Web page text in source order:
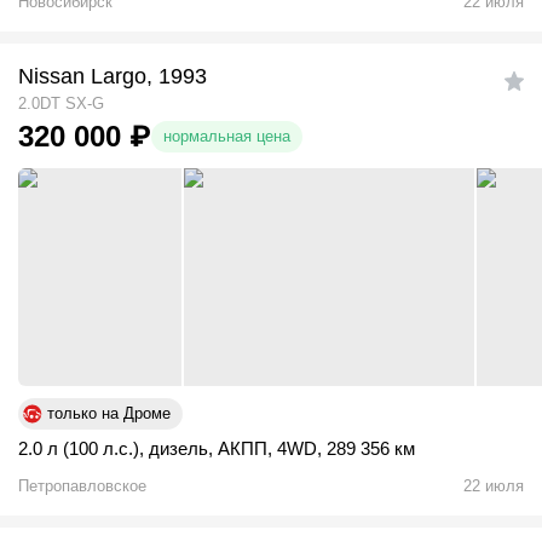
Nissan Largo, 1993
2.0DT SX-G
320 000 ₽ нормальная цена
только на Дроме
2.0 л (100 л.с.), дизель, АКПП, 4WD, 289 356 км
Петропавловское 22 июля